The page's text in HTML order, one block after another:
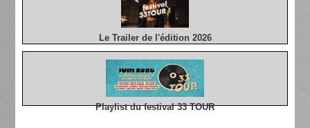
Le Trailer de l'édition 2026
Playlist du festival 33 TOUR